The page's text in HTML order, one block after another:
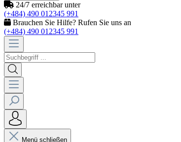
24/7 erreichbar unter
(+484) 490 012345 991
Brauchen Sie Hilfe? Rufen Sie uns an
(+484) 490 012345 991
Menü schließen